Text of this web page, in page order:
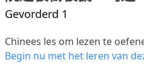
Gevorderd 1
Chinees les om lezen te
Begin nu met het leren van